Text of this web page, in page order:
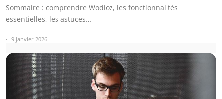
Sommaire : comprendre Wodioz, les fonctionnalités
essentielles, les astuces…
9 janvier 2026